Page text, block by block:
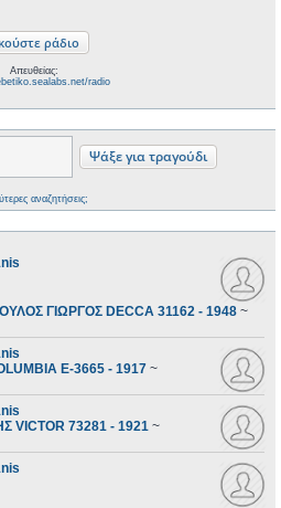
Απευθείας:
radio
αναζητήσεις;
ΓΙΩΡΓΟΣ DECCA 31162 - 1948 ~
E-3665 - 1917 ~
73281 - 1921 ~